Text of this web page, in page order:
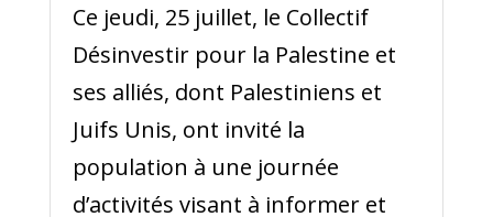
Ce jeudi, 25 juillet, le Collectif
Désinvestir pour la Palestine et
ses alliés, dont Palestiniens et
Juifs Unis, ont invité la
population à une journée
d’activités visant à informer et